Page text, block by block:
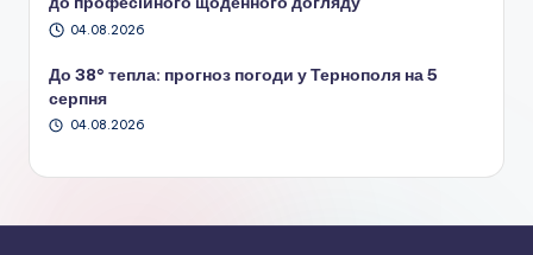
04.08.2026
До 38° тепла: прогноз погоди у Тернополя на 5
серпня
04.08.2026